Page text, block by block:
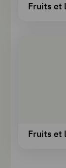
Fruits et
Fruits et